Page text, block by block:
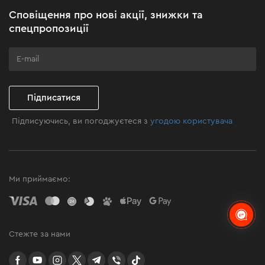
Клуб майстерності
Сповіщення про нові акції, знижки та
спецпропозиції
Підписатися
Підписуючись, ви погоджуєтеся зугодою користувача
Ми приймаємо:
Стежте за нами
facebookyoutubeinstagramtwittertelegram
Viber TikTok